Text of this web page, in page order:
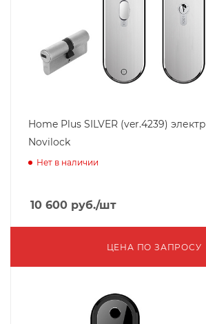
Home Plus SILVER (ver.4239)
Novilock
Нет в наличии
10 600 руб./шт
ЦЕНА ПО ЗАПРОСУ